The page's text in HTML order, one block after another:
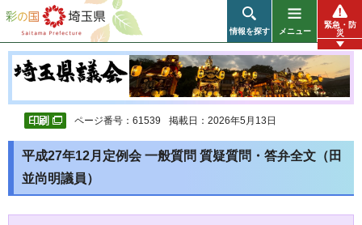
彩の国 埼玉県
情報を探す メニュー
緊急・防
災
ページ番号：61539 掲載日：2026年5月13日
平成27年12月定例会 一般質問 質疑質問・答弁全文（田
並尚明議員）